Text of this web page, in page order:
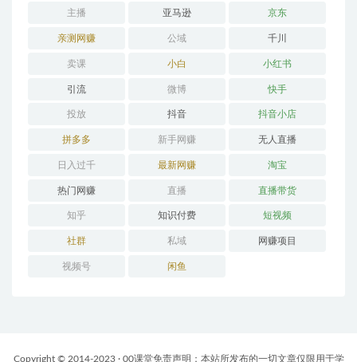
主播 亚马逊 京东
亲测网赚 公域 千川
卖课 小白 小红书
引流 微博 快手
投放 抖音 抖音小店
拼多多 新手网赚 无人直播
日入过千 最新网赚 淘宝
热门网赚 直播 直播带货
知乎 知识付费 短视频
社群 私域 网赚项目
视频号 闲鱼
Copyright © 2014-2023 · 00课堂免责声明：本站所发布的一切文章仅限用于学